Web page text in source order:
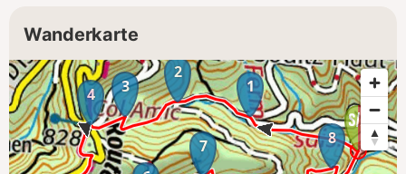
Wanderkarte
1
2
3
4
7 8